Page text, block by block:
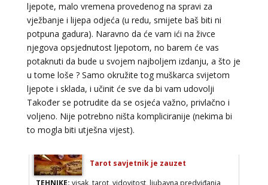
ljepote, malo vremena provedenog na spravi za
vježbanje i lijepa odjeća (u redu, smijete baš biti ni
potpuna gadura). Naravno da će vam ići na živce
njegova opsjednutost ljepotom, no barem će vas
potaknuti da bude u svojem najboljem izdanju, a što je
u tome loše ? Samo okružite tog muškarca svijetom
ljepote i sklada, i učinit će sve da bi vam udovolji
Također se potrudite da se osjeća važno, privlačno i
voljeno. Nije potrebno ništa kompliciranije (nekima bi
to mogla biti utješna vijest).
STOJA / Kod 31
Tarot savjetnik je slobodan
TEHNIKE:kristalna kugla, tarot, vidovitost, visak
Broj tel: 064/600-600
tel:0,93€ - mob:1,12€ min
Tarot savjetnik je zauzet
TEHNIKE:visak, tarot, vidovitost, ljubavna predviđanja